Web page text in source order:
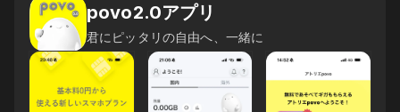
povo2.0アプリ
君にピッタリの自由へ、一緒に